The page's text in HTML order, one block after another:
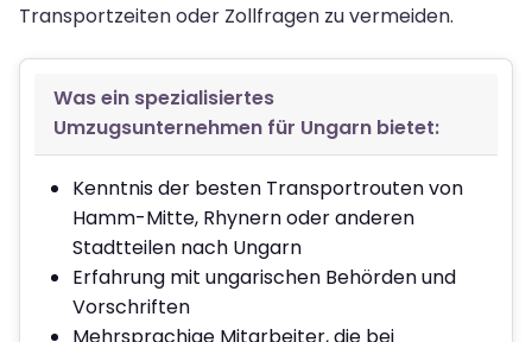
Transportzeiten oder Zollfragen zu vermeiden.
Was ein spezialisiertes
Umzugsunternehmen für Ungarn bietet:
Kenntnis der besten Transportrouten von
Hamm-Mitte, Rhynern oder anderen
Stadtteilen nach Ungarn
Erfahrung mit ungarischen Behörden und
Vorschriften
Mehrsprachige Mitarbeiter, die bei